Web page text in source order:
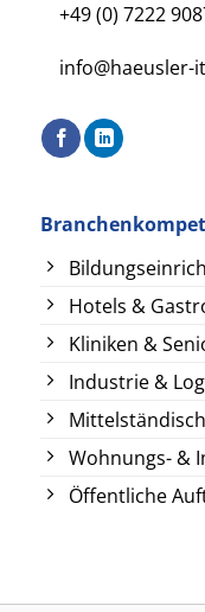
+49 (0) 7222
info@haeusler-
Hotels &
Kliniken &
Industrie &
Wohnungs- &
Öffentliche